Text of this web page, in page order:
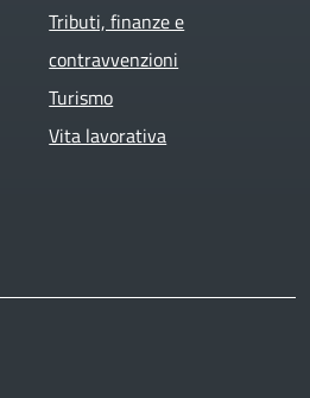
Tributi, finanze e
contravvenzioni
Turismo
Vita lavorativa